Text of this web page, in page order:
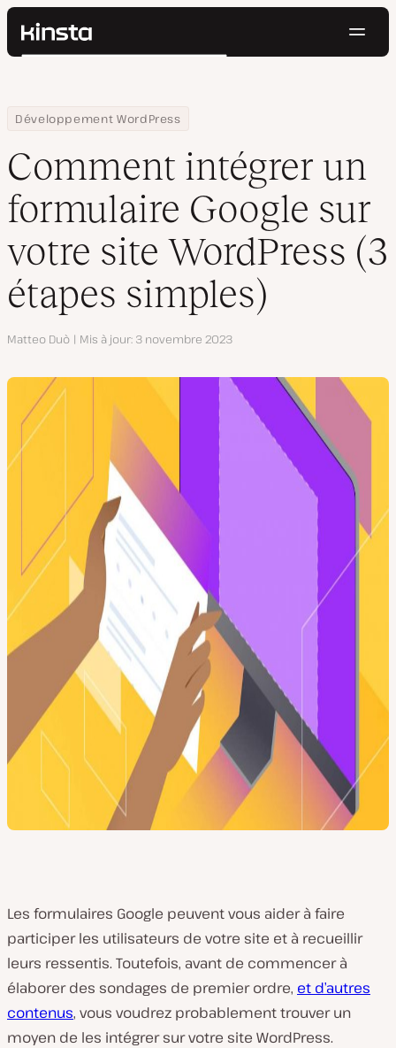
Kinsta®
Prix
Contact
Rechercher
Home
Centre de ressources
Blog
Développement WordPress
Comment intégrer un formulaire Google sur votre site
Comment intégrer un
formulaire Google sur
votre site WordPress (3
étapes simples)
Auteur
Matteo Duò Mis à jour 3 novembre 2023
Les formulaires Google peuvent vous aider à faire
participer les utilisateurs de votre site et à recueillir
leurs ressentis. Toutefois, avant de commencer à
élaborer des sondages de premier ordre, et d’autres
contenus, vous voudrez probablement trouver un
moyen de les intégrer sur votre site WordPress.